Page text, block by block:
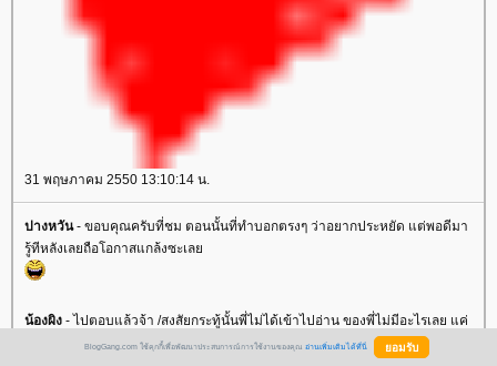
31 พฤษภาคม 2550 13:10:14 น.
ปางหวัน- ขอบคุณครับที่ชม ตอนนั้นที่ทำบอกตรงๆ ว่าอยากประหยัด แต่พอดีมา
รู้ทีหลังเลยถือโอกาสแกล้งซะเล
น้องผิง - ไปตอบแล้วจ้า /สงสัยกระทู้นั้นพี่ไม่ได้เข้าไปอ่าน ของพี่ไม่มีอะไรเลย แค่
ฉีดยาชา ใช้เครื่องมือดันๆ ให้มันโยก แล้วดึงออกมา ไม่เจ็บเลยตอนดึง มีแต่ตอน
BlogGang.com ใช้คุกกี้เพื่อพัฒนาประสบการณ์การใช้งานของคุณ อ่านเพิ่มเติมได้ที่นี่